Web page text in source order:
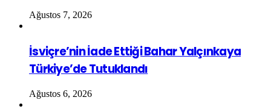
Ağustos 7, 2026
İsviçre’nin İade Ettiği Bahar Yalçınkaya
Türkiye’de Tutuklandı
Ağustos 6, 2026